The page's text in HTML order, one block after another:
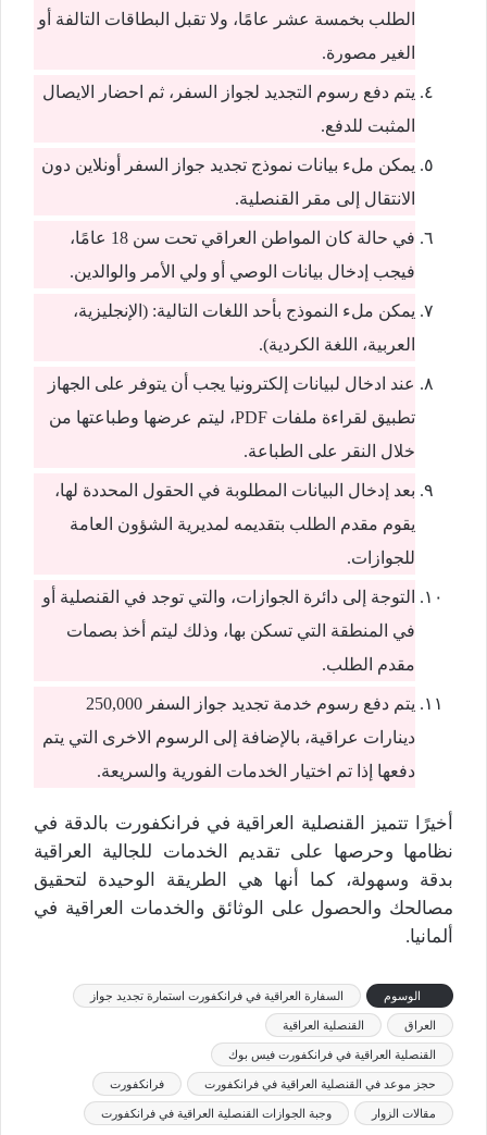
الطلب بخمسة عشر عامًا، ولا تقبل البطاقات التالفة أو
الغير مصورة.
يتم دفع رسوم التجديد لجواز السفر، ثم احضار الايصال
المثبت للدفع.
يمكن ملء بيانات نموذج تجديد جواز السفر أونلاين دون
الانتقال إلى مقر القنصلية.
في حالة كان المواطن العراقي تحت سن 18 عامًا،
فيجب إدخال بيانات الوصي أو ولي الأمر والوالدين.
يمكن ملء النموذج بأحد اللغات التالية: (الإنجليزية،
العربية، اللغة الكردية).
عند ادخال لبيانات إلكترونيا يجب أن يتوفر على الجهاز
تطبيق لقراءة ملفات PDF، ليتم عرضها وطباعتها من
خلال النقر على الطباعة.
بعد إدخال البيانات المطلوبة في الحقول المحددة لها،
يقوم مقدم الطلب بتقديمه لمديرية الشؤون العامة
للجوازات.
التوجة إلى دائرة الجوازات، والتي توجد في القنصلية أو
في المنطقة التي تسكن بها، وذلك ليتم أخذ بصمات
مقدم الطلب.
يتم دفع رسوم خدمة تجديد جواز السفر 250,000
دينارات عراقية، بالإضافة إلى الرسوم الاخرى التي يتم
دفعها إذا تم اختيار الخدمات الفورية والسريعة.
أخيرًا تتميز القنصلية العراقية في فرانكفورت بالدقة في
نظامها وحرصها على تقديم الخدمات للجالية العراقية
بدقة وسهولة، كما أنها هي الطريقة الوحيدة لتحقيق
مصالحك والحصول على الوثائق والخدمات العراقية في
ألمانيا.
الوسوم السفارة العراقية في فرانكفورت استمارة تجديد جواز
العراق القنصلية العراقية
القنصلية العراقية في فرانكفورت فيس بوك
حجز موعد في القنصلية العراقية في فرانكفورت فرانكفورت
مقالات الزوار وجبة الجوازات القنصلية العراقية في فرانكفورت